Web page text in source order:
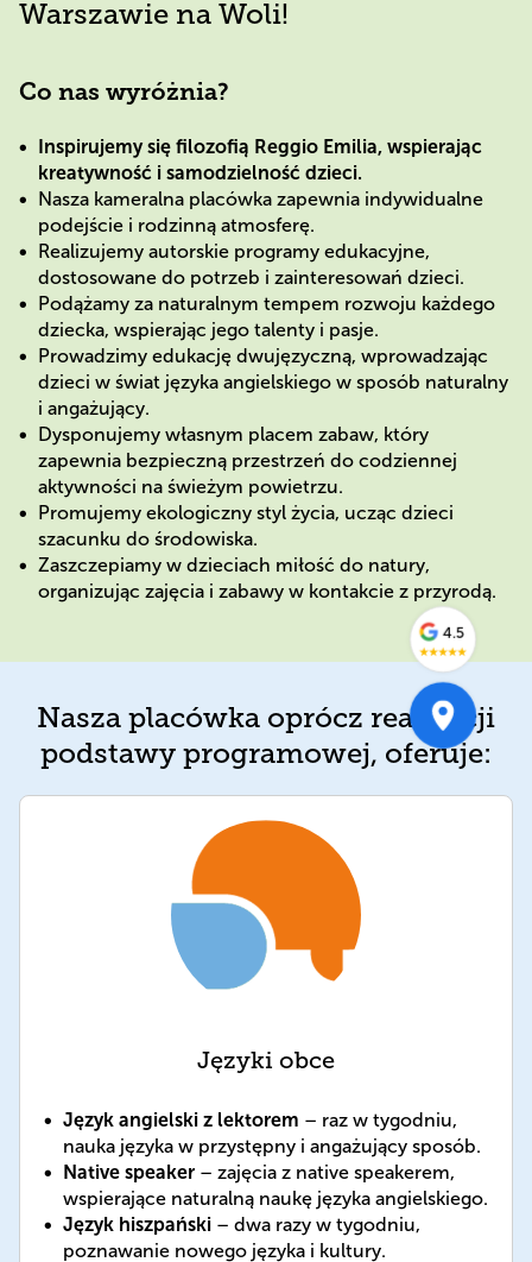
Warszawie na Woli!
Co nas wyróżnia?
Inspirujemy się filozofią Reggio Emilia, wspierając
kreatywność i samodzielność dzieci.
Nasza kameralna placówka zapewnia indywidualne
podejście i rodzinną atmosferę.
Realizujemy autorskie programy edukacyjne,
dostosowane do potrzeb i zainteresowań dzieci.
Podążamy za naturalnym tempem rozwoju każdego
dziecka, wspierając jego talenty i pasje.
Prowadzimy edukację dwujęzyczną, wprowadzając
dzieci w świat języka angielskiego w sposób naturalny
i angażujący.
Dysponujemy własnym placem zabaw, który
zapewnia bezpieczną przestrzeń do codziennej
aktywności na świeżym powietrzu.
Promujemy ekologiczny styl życia, ucząc dzieci
szacunku do środowiska.
Zaszczepiamy w dzieciach miłość do natury,
organizując zajęcia i zabawy w kontakcie z przyrodą.
Nasza placówka oprócz realizacji
podstawy programowej, oferuje:
Języki obce
Język angielski z lektorem – raz w tygodniu,
nauka języka w przystępny i angażujący sposób.
Native speaker – zajęcia z native speakerem,
wspierające naturalną naukę języka angielskiego.
Język hiszpański – dwa razy w tygodniu,
poznawanie nowego języka i kultury.
4.5
★★★★★